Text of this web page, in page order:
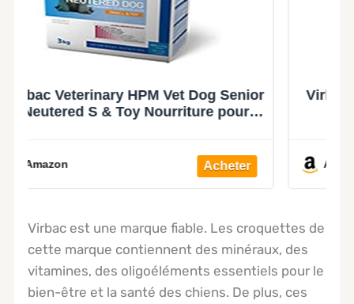
Virbac Veterinary HPM Vet Dog Senior
M/L Nourriture pour Chien 12 kg
Virbac est une marque fiable. Les croquettes de
cette marque contiennent des minéraux, des
vitamines, des oligoéléments essentiels pour le
bien-être et la santé des chiens. De plus, ces